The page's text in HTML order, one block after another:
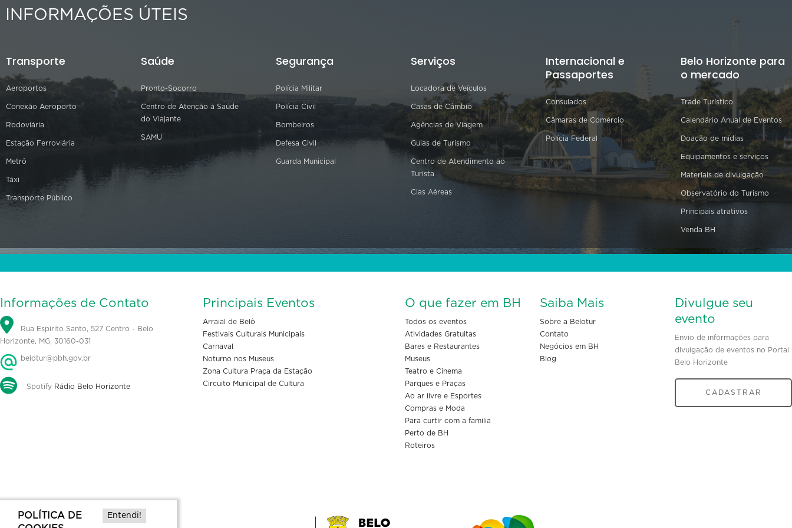
INFORMAÇÕES ÚTEIS
Transporte
Aeroportos
Conexão Aeroporto
Rodoviária
Estação Ferroviária
Metrô
Táxi
Transporte Público
Saúde
Pronto-Socorro
Centro de Atenção à Saúde
do Viajante
SAMU
Segurança
Polícia Militar
Polícia Civil
Bombeiros
Defesa Civil
Guarda Municipal
Serviços
Locadora de Veículos
Casas de Câmbio
Agências de Viagem
Guias de Turismo
Centro de Atendimento ao
Turista
Cias Aéreas
Internacional e
Passaportes
Consulados
Câmaras de Comércio
Polícia Federal
Belo Horizonte para
o mercado
Trade Turístico
Calendário Anual de Eventos
Doação de mídias
Equipamentos e serviços
Materiais de divulgação
Observatório do Turismo
Principais atrativos
Venda BH
Informações de Contato
Rua Espírito Santo, 527 Centro - Belo
Horizonte, MG, 30160-031
belotur@pbh.gov.br
Spotify Rádio Belo Horizonte
Principais Eventos
Arraial de Belô
Festivais Culturais Municipais
Carnaval
Noturno nos Museus
Zona Cultura Praça da Estação
Circuito Municipal de Cultura
O que fazer em BH
Todos os eventos
Atividades Gratuitas
Bares e Restaurantes
Museus
Teatro e Cinema
Parques e Praças
Ao ar livre e Esportes
Compras e Moda
Para curtir com a familia
Perto de BH
Roteiros
Saiba Mais
Sobre a Belotur
Contato
Negócios em BH
Blog
Divulgue seu
evento
Envio de informações para
divulgação de eventos no Portal
Belo Horizonte
CADASTRAR
POLÍTICA DE
Entendi!